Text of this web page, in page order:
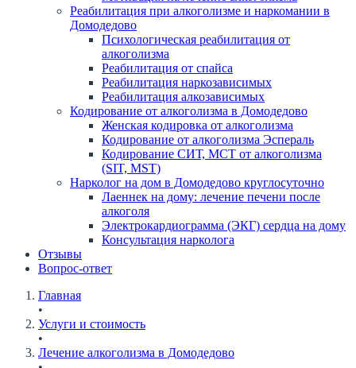
Реабилитация при алкоголизме и наркомании в
Домодедово
Психологическая реабилитация от
алкоголизма
Реабилитация от спайса
Реабилитация наркозависимых
Реабилитация алкозависимых
Кодирование от алкоголизма в Домодедово
Женская кодировка от алкоголизма
Кодирование от алкоголизма Эспераль
Кодирование СИТ, МСТ от алкоголизма
(SIT, MST)
Нарколог на дом в Домодедово круглосуточно
Лаеннек на дому: лечение печени после
алкоголя
Электрокардиограмма (ЭКГ) сердца на дому
Консультация нарколога
Отзывы
Вопрос-ответ
Главная
•
Услуги и стоимость
•
Лечение алкоголизма в Домодедово